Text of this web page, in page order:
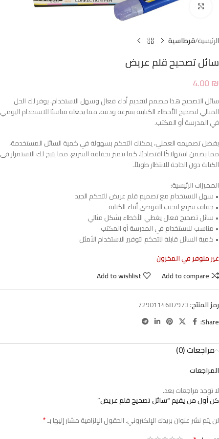
Click to enlarge
الرئيسية قرطاسية
سائل تصحيح قلم عريض
4.00₪
سائل التصحيح هذا مصمم لتقديم أداء فعال وسهل الاستخدام. يوفر لك الحل
المثالي لتصحيح الأخطاء الكتابية بسرعة ودقة، مما يجعله مناسبًا للاستخدام اليومي
في المدرسة أو المكتب.
بفضل تصميمه العملي، يمكنك التحكم بسهولة في كمية السائل المستخدمة،
مما يضمن استهلاكًا اقتصاديًا. كما يتميز بجفافه السريع، مما يتيح لك الاستمرار في
الكتابة دون الحاجة للانتظار طويلاً.
المميزات الرئيسية:
• سهل الاستخدام مع تصميم قلم عريض للتحكم الجيد
• جفاف سريع لتجنب الفوضى أثناء الكتابة
• سائل تصحيح فعال يغطي الأخطاء بشكل مثالي
• مناسب للاستخدام في المدرسة أو المكتب
• كمية السائل قابلة للتحكم لتوفير الاستخدام الأمثل
غير متوفر في المخزون
Add to compare
Add to wishlist
رمز المنتج:7290114687973
Share:
مراجعات (0)
المراجعات
لا توجد مراجعات بعد.
كن أول من يقيم “سائل تصحيح قلم عريض”
لن يتم نشر عنوان بريدك الإلكتروني.الحقول الإلزامية مشار إليها بـ*